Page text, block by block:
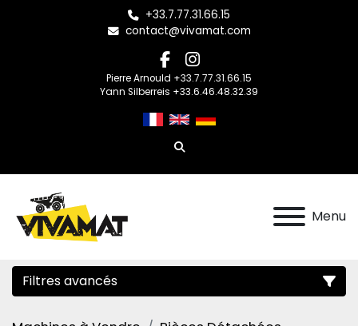
+33.7.77.31.66.15
contact@vivamat.com
facebook
instagram
Pierre Arnould +33.7.77.31.66.15
Yann Silberreis +33.6.46.48.32.39
Rechercher
Menu
Filtres avancés